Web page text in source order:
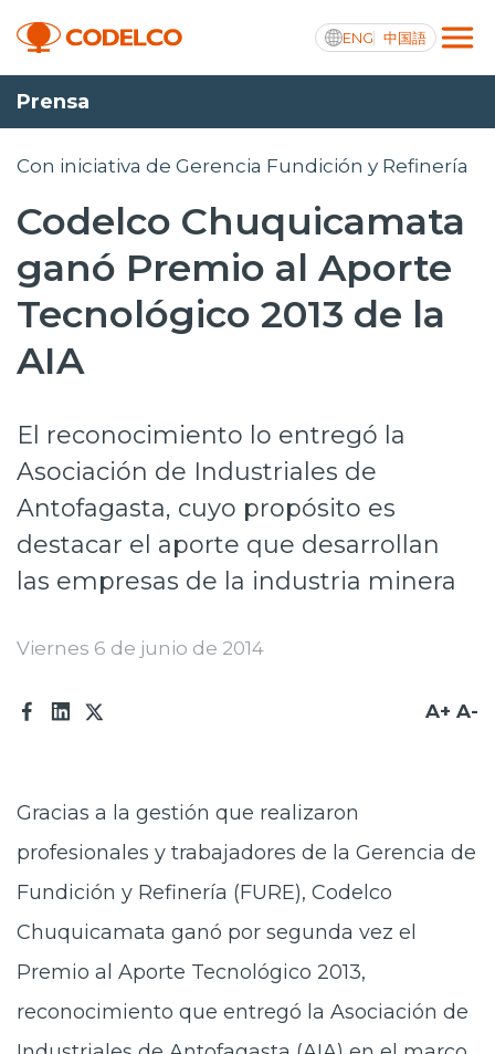
ENG 中国語
Transparencia activa
Innovación
Inversionistas
Prensa
Trabaja en Codelco
Canales de denuncia
Proveedores
Prensa
Con iniciativa de Gerencia Fundición y Refinería
Codelco Chuquicamata
ganó Premio al Aporte
Tecnológico 2013 de la
AIA
El reconocimiento lo entregó la
Asociación de Industriales de
Antofagasta, cuyo propósito es
destacar el aporte que desarrollan
las empresas de la industria minera
Viernes 6 de junio de 2014
A+ A-
Gracias a la gestión que realizaron
profesionales y trabajadores de la Gerencia de
Fundición y Refinería (FURE), Codelco
Chuquicamata ganó por segunda vez el
Premio al Aporte Tecnológico 2013,
reconocimiento que entregó la Asociación de